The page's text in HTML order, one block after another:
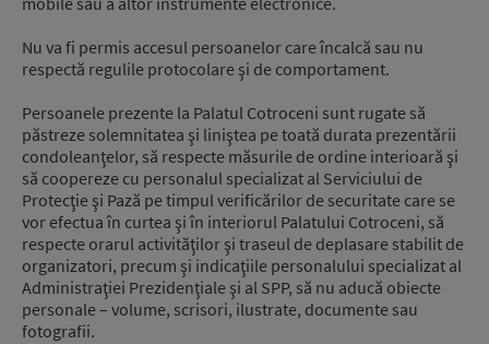
Nu va fi permis accesul persoanelor care încalcă sau nu
respectă regulile protocolare şi de comportament.
Persoanele prezente la Palatul Cotroceni sunt rugate să
păstreze solemnitatea şi liniştea pe toată durata prezentării
condoleanţelor, să respecte măsurile de ordine interioară şi
să coopereze cu personalul specializat al Serviciului de
Protecţie şi Pază pe timpul verificărilor de securitate care se
vor efectua în curtea şi în interiorul Palatului Cotroceni, să
respecte orarul activităţilor şi traseul de deplasare stabilit de
organizatori, precum şi indicaţiile personalului specializat al
Administraţiei Prezidenţiale şi al SPP, să nu aducă obiecte
personale – volume, scrisori, ilustrate, documente sau
fotografii.